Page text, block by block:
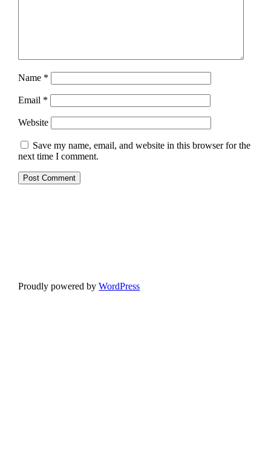
Name *
Email *
Website
Save my name, email, and website in this browser for the
next time I comment.
Proudly powered byWordPress